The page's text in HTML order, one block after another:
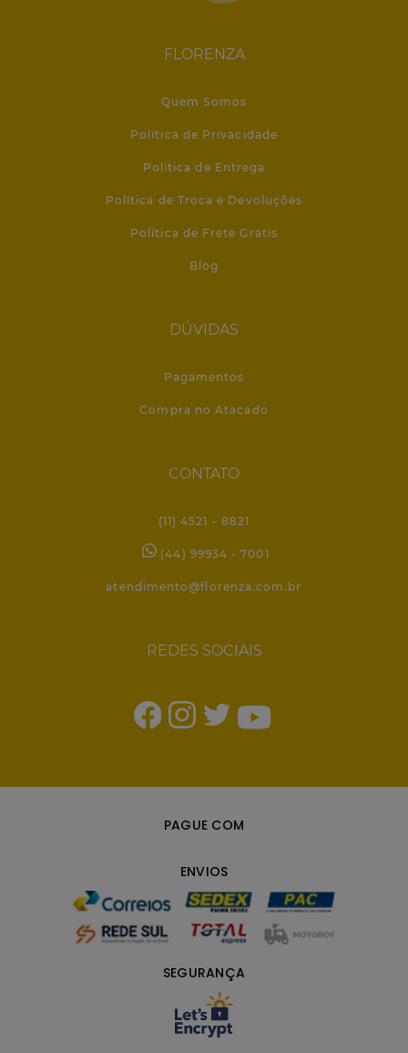
FLORENZA
Quem Somos
Política de Privacidade
Política de Entrega
Política de Troca e Devoluções
Política de Frete Grátis
Blog
DÚVIDAS
Pagamentos
Compra no Atacado
CONTATO
(11) 4521 - 8821
(44) 99934 - 7001
atendimento@florenza.com.br
REDES SOCIAIS
PAGUE COM
ENVIOS
SEGURANÇA